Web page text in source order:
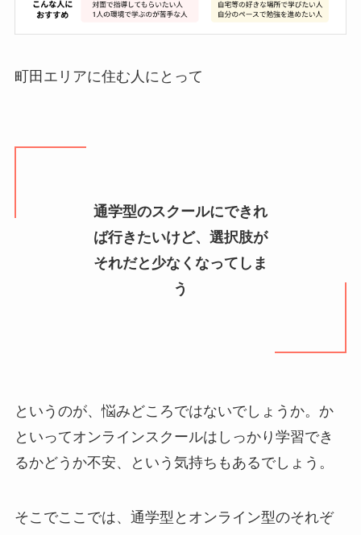
町田エリアに住む人にとって
通学型のスクールにできれ
ば行きたいけど、選択肢が
それだと少なくなってしま
う
というのが、悩みどころではないでしょうか。か
といってオンラインスクールはしっかり学習でき
るかどうか不安、という気持ちもあるでしょう。
そこでここでは、通学型とオンライン型のそれぞ